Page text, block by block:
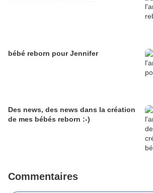
bébé reborn pour Jennifer
Des news, des news dans la création
de mes bébés reborn :-)
Commentaires